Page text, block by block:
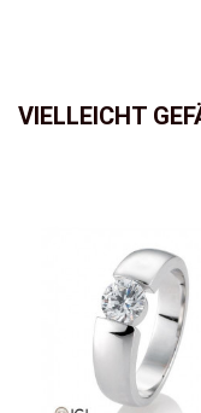
VIELLEICHT